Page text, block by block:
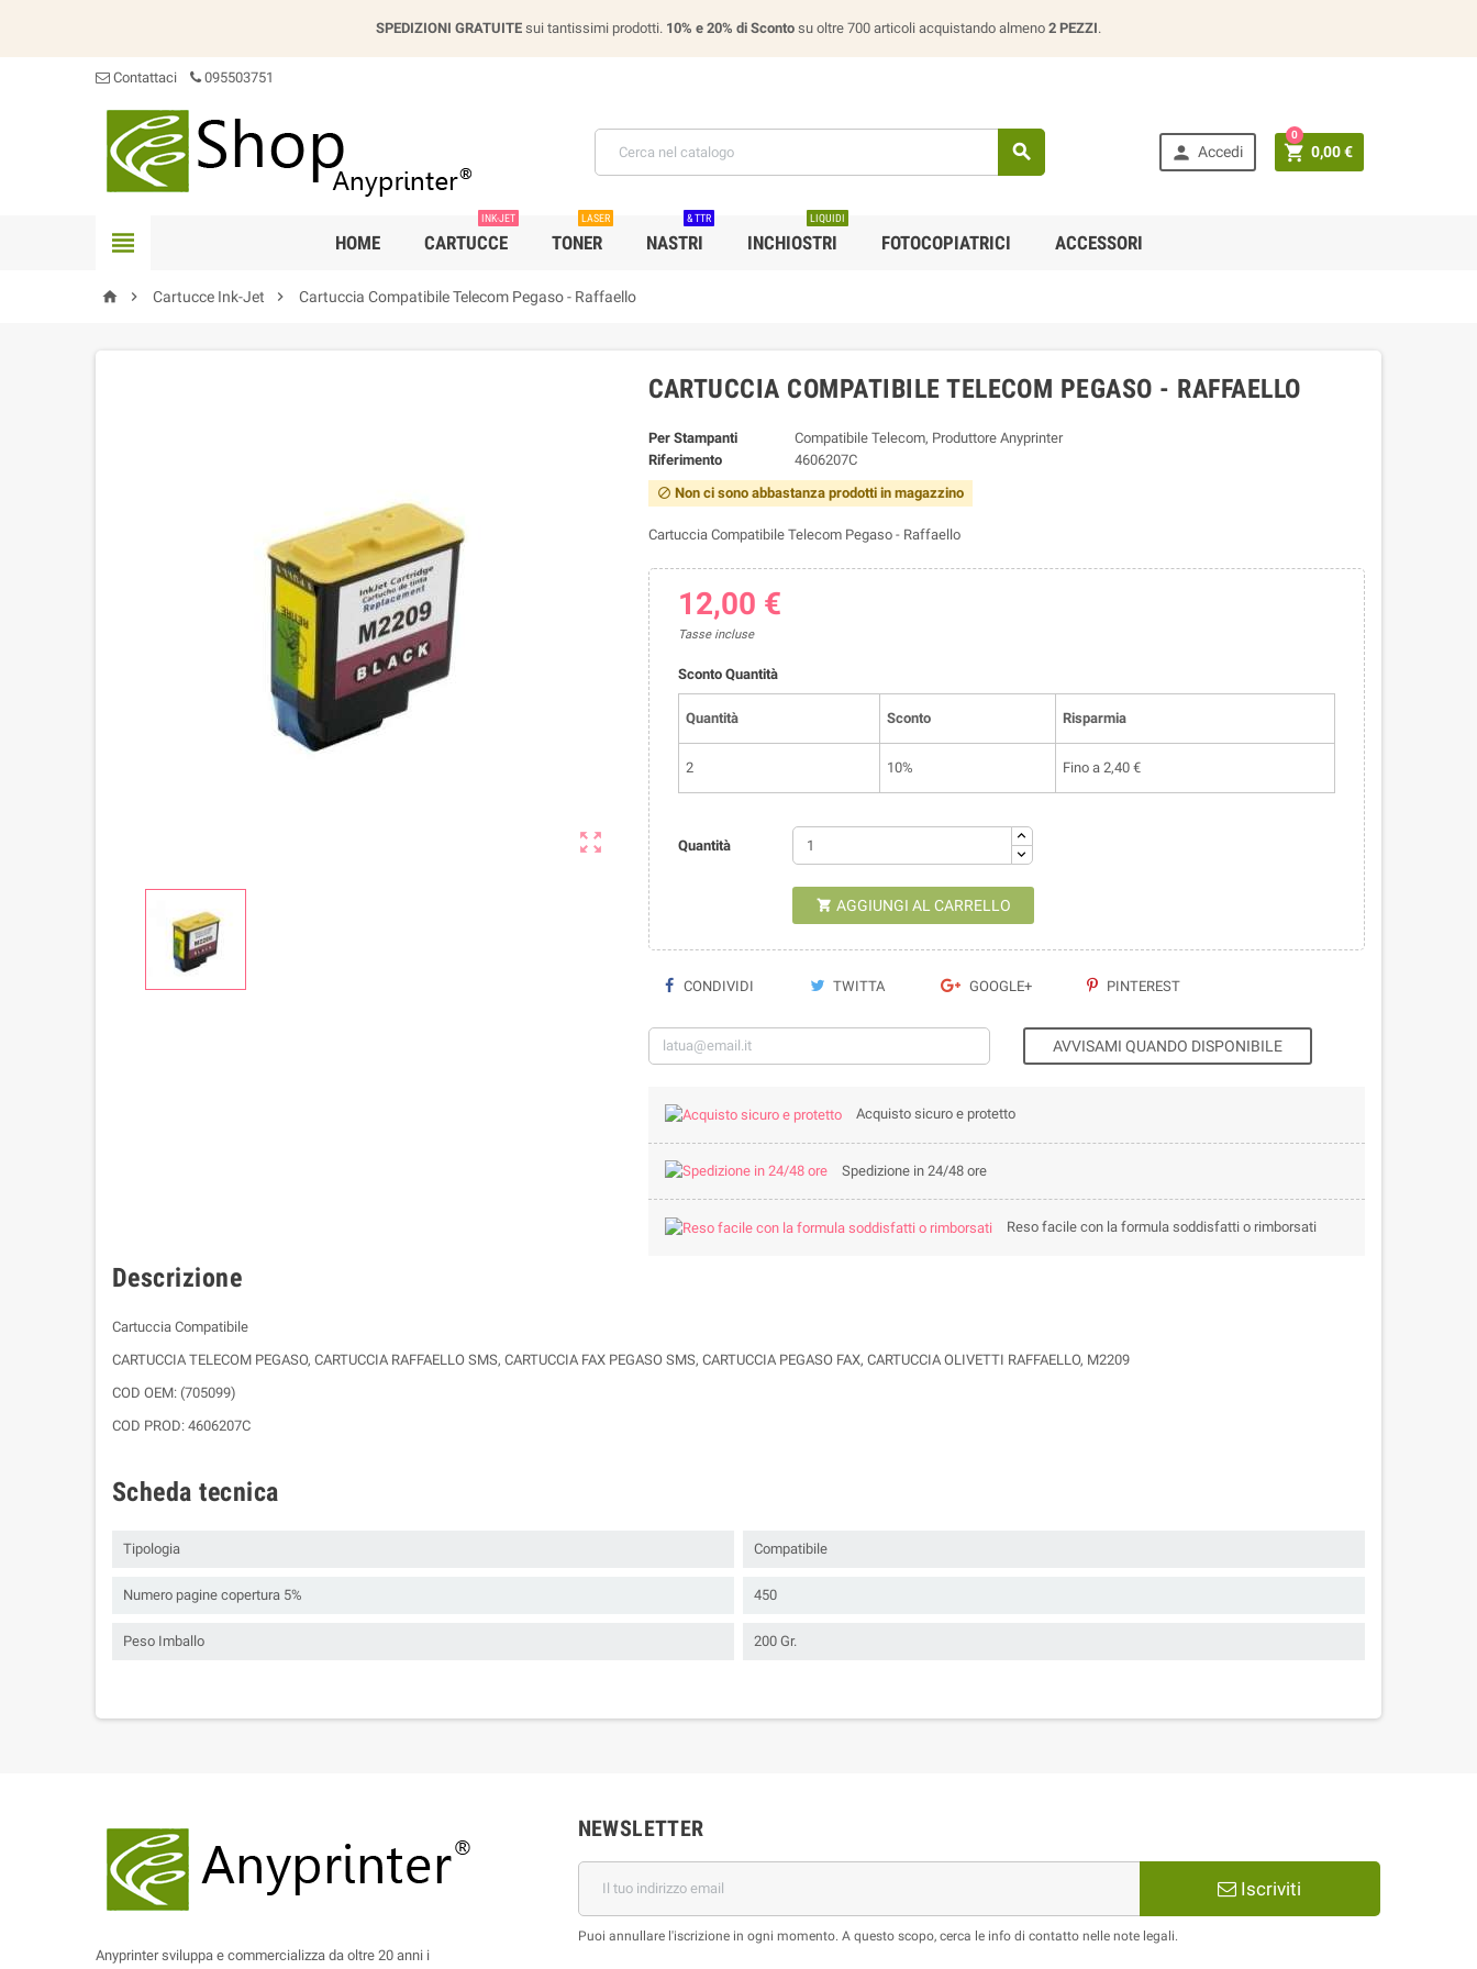
SPEDIZIONI GRATUITE sui tantissimi prodotti. 10% e 20% di Sconto su oltre 700 articoli acquistando almeno 2 PEZZI.
Contattaci 095503751
  Accedi  0,00 €
0
 HOME CARTUCCE
INK-JET
TONER
LASER
NASTRI
& TTR
INCHIOSTRI
LIQUIDI
FOTOCOPIATRICI ACCESSORI
  Cartucce Ink-Jet  Cartuccia Compatibile Telecom Pegaso - Raffaello

CARTUCCIA COMPATIBILE TELECOM PEGASO - RAFFAELLO
Per Stampanti
Compatibile Telecom, Produttore Anyprinter
Riferimento
4606207C
 Non ci sono abbastanza prodotti in magazzino
Cartuccia Compatibile Telecom Pegaso - Raffaello
12,00 €
Tasse incluse
Sconto Quantità
Quantità Sconto Risparmia
2 10% Fino a 2,40 €
Quantità
 AGGIUNGI AL CARRELLO
CONDIVIDI TWITTA GOOGLE+ PINTEREST
AVVISAMI QUANDO DISPONIBILE
Acquisto sicuro e protetto
Spedizione in 24/48 ore
Reso facile con la formula soddisfatti o rimborsati
Descrizione
Cartuccia Compatibile
CARTUCCIA TELECOM PEGASO, CARTUCCIA RAFFAELLO SMS, CARTUCCIA FAX PEGASO SMS, CARTUCCIA PEGASO FAX, CARTUCCIA OLIVETTI RAFFAELLO, M2209
COD OEM: (705099)
COD PROD: 4606207C
Scheda tecnica
Tipologia Compatibile
Numero pagine copertura 5% 450
Peso Imballo 200 Gr.
Anyprinter sviluppa e commercializza da oltre 20 anni i
NEWSLETTER
Iscriviti
Puoi annullare l'iscrizione in ogni momento. A questo scopo, cerca le info di contatto nelle note legali.